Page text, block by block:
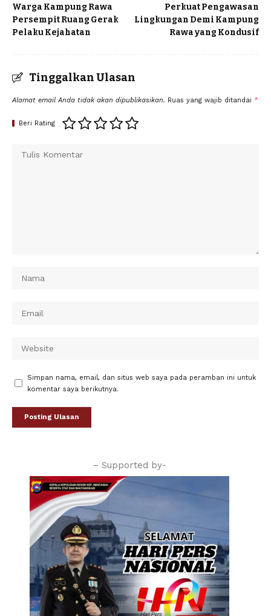
Warga Kampung Rawa
Persempit Ruang Gerak
Pelaku Kejahatan
Perkuat Pengawasan
Lingkungan Demi Kampung
Rawa yang Kondusif
Tinggalkan Ulasan
Alamat email Anda tidak akan dipublikasikan. Ruas yang wajib ditandai *
Beri Rating
Simpan nama, email, dan situs web saya pada peramban ini untuk
komentar saya berikutnya.
– Supported by-